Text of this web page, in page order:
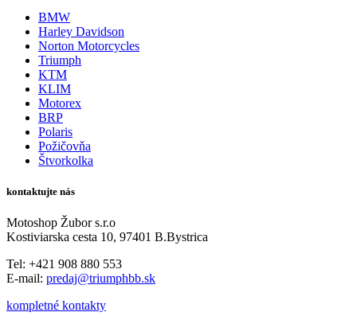
BMW
Harley Davidson
Norton Motorcycles
Triumph
KTM
KLIM
Motorex
BRP
Polaris
Požičovňa
Štvorkolka
kontaktujte nás
Motoshop Žubor s.r.o
Kostiviarska cesta 10, 97401 B.Bystrica
Tel: +421 908 880 553
E-mail: predaj@triumphbb.sk
kompletné kontakty